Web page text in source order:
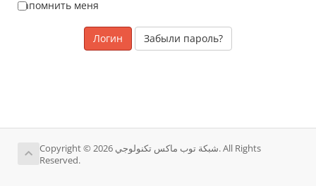
Запомнить меня
Забыли пароль?
Copyright © 2026 شبكة توب ماكس تكنولوجي. All Rights
Reserved.